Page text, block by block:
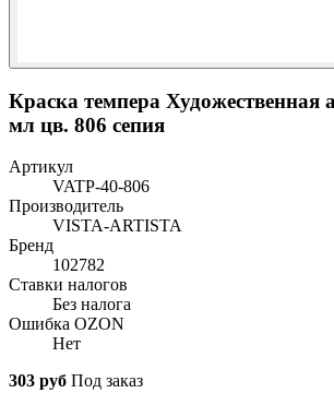
Краска темпера Художественная
мл цв. 806 сепия
Артикул
VATP-40-806
Производитель
VISTA-ARTISTA
Бренд
102782
Ставки налогов
Без налога
Ошибка OZON
Нет
303 руб Под заказ